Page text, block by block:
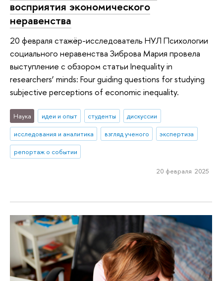
восприятия экономического
неравенства
20 февраля стажёр-исследователь НУЛ Психологии
социального неравенства Зиброва Мария провела
выступление с обзором статьи Inequality in
researchers’ minds: Four guiding questions for studying
subjective perceptions of economic inequality.
Наука идеи и опыт студенты
дискуссии
исследования и аналитика
взгляд ученого
экспертиза
репортаж о событии
20 февраля 2025